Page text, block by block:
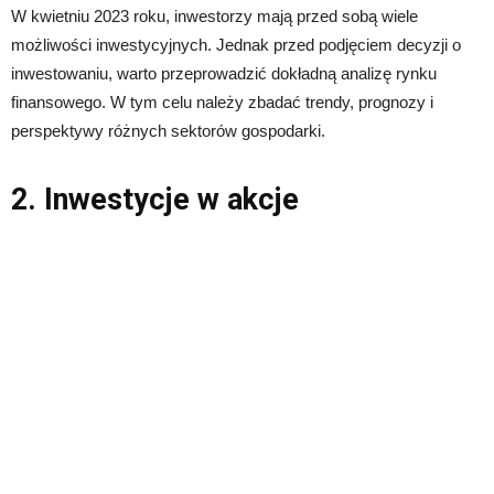
W kwietniu 2023 roku, inwestorzy mają przed sobą wiele
możliwości inwestycyjnych. Jednak przed podjęciem decyzji o
inwestowaniu, warto przeprowadzić dokładną analizę rynku
finansowego. W tym celu należy zbadać trendy, prognozy i
perspektywy różnych sektorów gospodarki.
2. Inwestycje w akcje